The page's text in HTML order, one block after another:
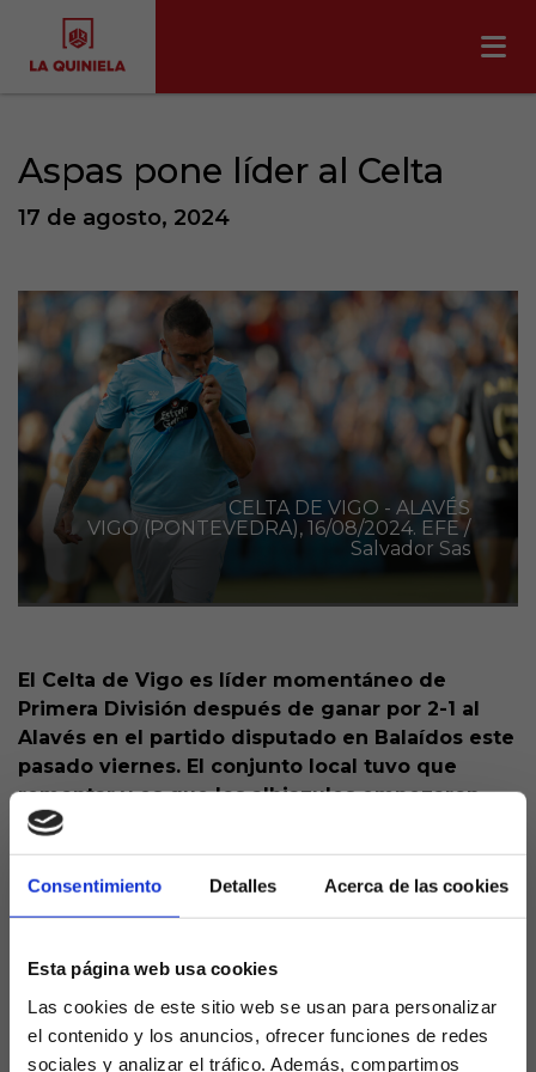
Consentimiento Detalles Acerca de las cookies
Esta página web usa cookies
Las cookies de este sitio web se usan para personalizar
el contenido y los anuncios, ofrecer funciones de redes
sociales y analizar el tráfico. Además, compartimos
Aspas pone líder al Celta
17 de agosto, 2024
CELTA DE VIGO - ALAVÉS
VIGO (PONTEVEDRA), 16/08/2024. EFE /
Salvador Sas
El Celta de Vigo es líder momentáneo de
Primera División después de ganar por 2-1 al
Alavés en el partido disputado en Balaídos este
pasado viernes. El conjunto local tuvo que
remontar y es que los albiazules empezaron
golpeando primero.
la primera mitad e incluso gozaron de
pero el Celta levantó la cabeza e igualó por medio
de Swedberg en el 65.